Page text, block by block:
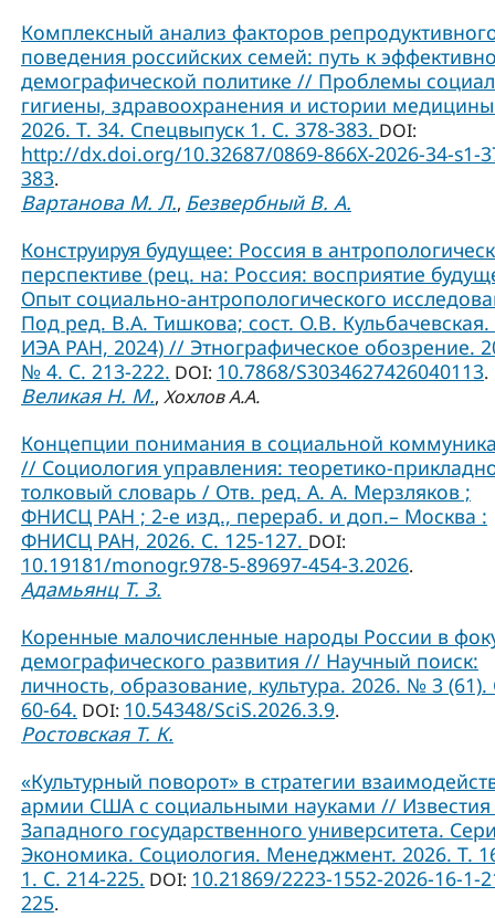
Комплексный анализ факторов
поведения российских семей: путь к
демографической политике // Проблемы
гигиены, здравоохранения и истории
2026. Т. 34. Спецвыпуск 1. С. 378-383. DOI:
http://dx.doi.org/10.32687/0869-866X-2026-34-s1-
383.
Вартанова М. Л., Безвербный В. А.
Конструируя будущее: Россия в
перспективе (рец. на: Россия: восприятие
Опыт социально-антропологического
Под ред. В.А. Тишкова; сост. О.В.
ИЭА РАН, 2024) // Этнографическое обозрение.
№ 4. С. 213-222. DOI: 10.7868/S3034627426040113.
Великая Н. М., Хохлов А.А.
Концепции понимания в социальной
// Социология управления: теоретико-
толковый словарь / Отв. ред. А. А. Мерзляков ;
ФНИСЦ РАН ; 2-е изд., перераб. и доп.– Москва :
ФНИСЦ РАН, 2026. С. 125-127. DOI:
10.19181/monogr.978-5-89697-454-3.2026.
Адамьянц Т. З.
Коренные малочисленные народы России в
демографического развития // Научный поиск:
личность, образование, культура. 2026. № 3 (61).
60-64. DOI: 10.54348/SciS.2026.3.9.
Ростовская Т. К.
«Культурный поворот» в стратегии
армии США с социальными науками //
Западного государственного университета.
Экономика. Социология. Менеджмент. 2026. Т.
1. С. 214-225. DOI: 10.21869/2223-1552-2026-16-1-
225.